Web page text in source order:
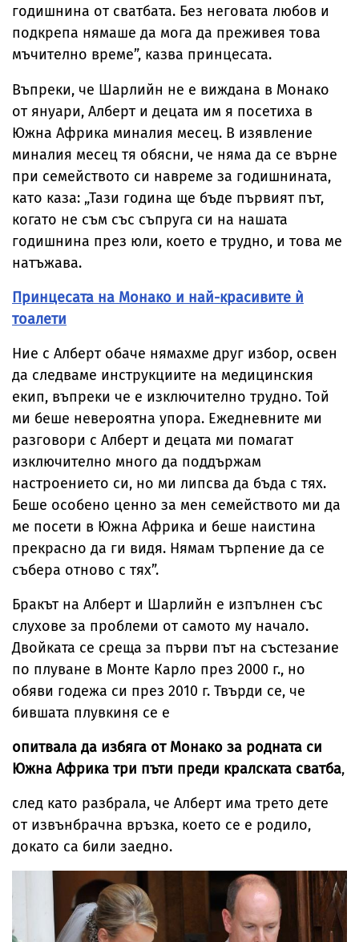
годишнина от сватбата. Без неговата любов и
подкрепа нямаше да мога да преживея това
мъчително време”, казва принцесата.
Въпреки, че Шарлийн не е виждана в Монако
от януари, Алберт и децата им я посетиха в
Южна Африка миналия месец. В изявление
миналия месец тя обясни, че няма да се върне
при семейството си навреме за годишнината,
като каза: „Тази година ще бъде първият път,
когато не съм със съпруга си на нашата
годишнина през юли, което е трудно, и това ме
натъжава.
Принцесата на Монако и най-красивите ѝ
тоалети
Ние с Алберт обаче нямахме друг избор, освен
да следваме инструкциите на медицинския
екип, въпреки че е изключително трудно. Той
ми беше невероятна упора. Ежедневните ми
разговори с Алберт и децата ми помагат
изключително много да поддържам
настроението си, но ми липсва да бъда с тях.
Беше особено ценно за мен семейството ми да
ме посети в Южна Африка и беше наистина
прекрасно да ги видя. Нямам търпение да се
събера отново с тях”.
Бракът на Алберт и Шарлийн е изпълнен със
слухове за проблеми от самото му начало.
Двойката се среща за първи път на състезание
по плуване в Монте Карло през 2000 г., но
обяви годежа си през 2010 г. Твърди се, че
бившата плувкиня се е
опитвала да избяга от Монако за родната си
Южна Африка три пъти преди кралската сватба,
след като разбрала, че Алберт има трето дете
от извънбрачна връзка, което се е родило,
докато са били заедно.